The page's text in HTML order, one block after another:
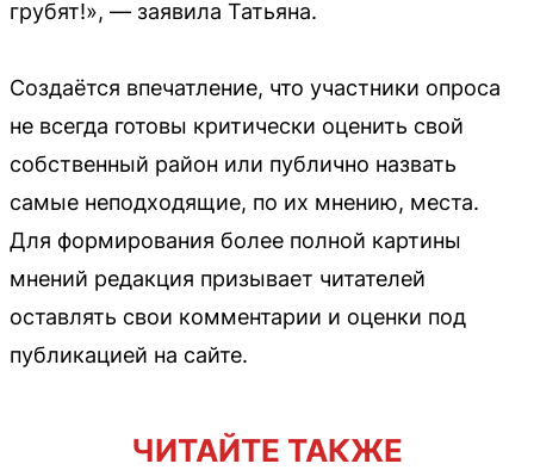
грубят!», — заявила Татьяна.
Создаётся впечатление, что участники опроса
не всегда готовы критически оценить свой
собственный район или публично назвать
самые неподходящие, по их мнению, места.
Для формирования более полной картины
мнений редакция призывает читателей
оставлять свои комментарии и оценки под
публикацией на сайте.
ЧИТАЙТЕ ТАКЖЕ